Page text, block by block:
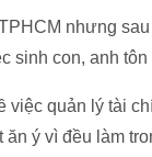
nhưng
sinh con, anh
việc quản lý tài
ăn ý vì đều làm